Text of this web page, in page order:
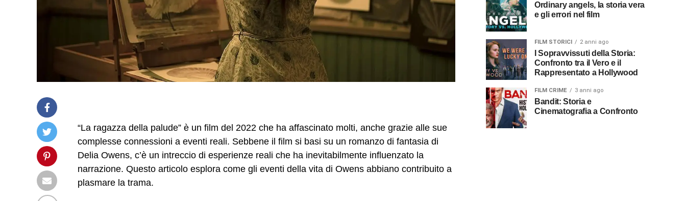
“La ragazza della palude” è un film del 2022 che ha affascinato molti, anche grazie alle sue
complesse connessioni a eventi reali. Sebbene il film si basi su un romanzo di fantasia di
Delia Owens, c’è un intreccio di esperienze reali che ha inevitabilmente influenzato la
narrazione. Questo articolo esplora come gli eventi della vita di Owens abbiano contribuito a
plasmare la trama.
Ordinary angels, la storia vera
e gli errori nel film
FILM STORICI 2 anni ago
Confronto tra il Vero e il
Rappresentato a Hollywood
FILM CRIME 3 anni ago
Bandit: Storia e
Cinematografia a Confronto